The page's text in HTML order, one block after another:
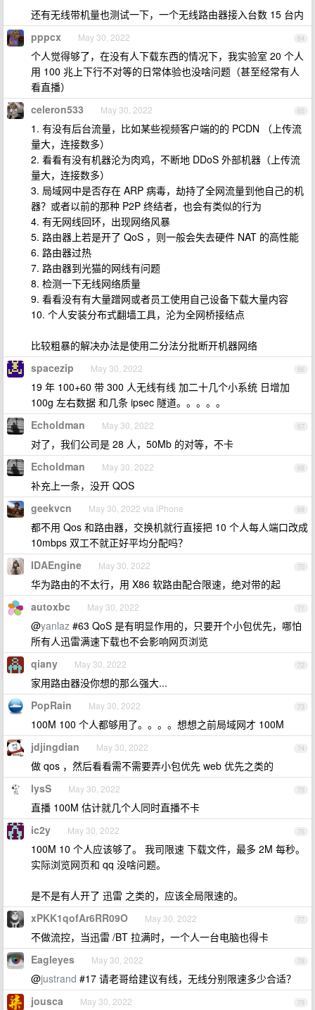
还有无线带机量也测试一下，一个无线路由器接入台数 15 台内
64
pppcx May 30, 2022
个人觉得够了，在没有人下载东西的情况下，我实验室 20 个人
用 100 兆上下行不对等的日常体验也没啥问题（甚至经常有人
看直播）
65
celeron533 May 30, 2022
1. 有没有后台流量，比如某些视频客户端的的 PCDN （上传流
量大，连接数多）
2. 看看有没有机器沦为肉鸡，不断地 DDoS 外部机器（上传流
量大，连接数多）
3. 局域网中是否存在 ARP 病毒，劫持了全网流量到他自己的机
器？或者以前的那种 P2P 终结者，也会有类似的行为
4. 有无网线回环，出现网络风暴
5. 路由器上若是开了 QoS ，则一般会失去硬件 NAT 的高性能
6. 路由器过热
7. 路由器到光猫的网线有问题
8. 检测一下无线网络质量
9. 看看没有有大量蹭网或者员工使用自己设备下载大量内容
10. 个人安装分布式翻墙工具，沦为全网桥接结点
比较粗暴的解决办法是使用二分法分批断开机器网络
66
spacezip May 30, 2022
19 年 100+60 带 300 人无线有线 加二十几个小系统 日增加
100g 左右数据 和几条 ipsec 隧道。。。。。
67
Echoldman May 30, 2022
对了，我们公司是 28 人，50Mb 的对等，不卡
68
Echoldman May 30, 2022
补充上一条，没开 QOS
69
geekvcn May 30, 2022 via iPhone
都不用 Qos 和路由器，交换机就行直接把 10 个人每人端口改成
10mbps 双工不就正好平均分配吗？
70
IDAEngine May 30, 2022
华为路由的不太行，用 X86 软路由配合限速，绝对带的起
71
autoxbc May 30, 2022
@yanlaz #63 QoS 是有明显作用的，只要开个小包优先，哪怕
所有人迅雷满速下载也不会影响网页浏览
72
qiany May 30, 2022
家用路由器没你想的那么强大...
73
PopRain May 30, 2022
100M 100 个人都够用了。。。。想想之前局域网才 100M
74
jdjingdian May 30, 2022
做 qos ，然后看看需不需要弄小包优先 web 优先之类的
75
lysS May 30, 2022
直播 100M 估计就几个人同时直播不卡
76
ic2y May 30, 2022
100M 10 个人应该够了。 我司限速 下载文件，最多 2M 每秒。
实际浏览网页和 qq 没啥问题。
是不是有人开了 迅雷 之类的，应该全局限速的。
77
xPKK1qofAr6RR09O May 30, 2022
不做流控，当迅雷 /BT 拉满时，一个人一台电脑也得卡
78
Eagleyes May 30, 2022
@justrand #17 请老哥给建议有线，无线分别限速多少合适？
79
jousca May 30, 2022